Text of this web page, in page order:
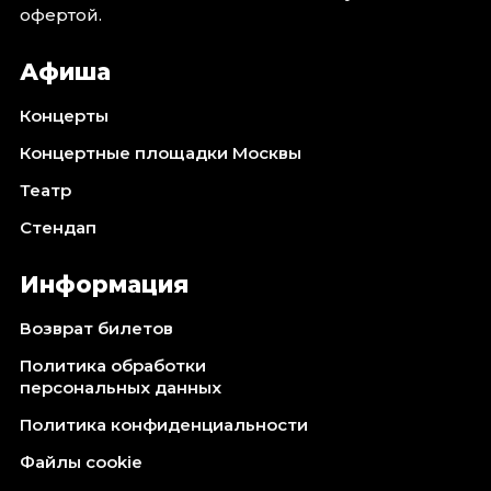
Октябрь 2026
Сентябрь 2026
Октябрь 2026
События
Август 2026
Октябрь 2026
Декабрь 2026
Январь 2027
офертой.
Афиша
Концерты
Концертные площадки Москвы
Театр
Стендап
Информация
Возврат билетов
Политика обработки
персональных данных
Политика конфиденциальности
Файлы cookie